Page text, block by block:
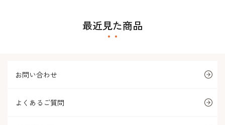
最近見た商品
お問い合わせ
よくあるご質問